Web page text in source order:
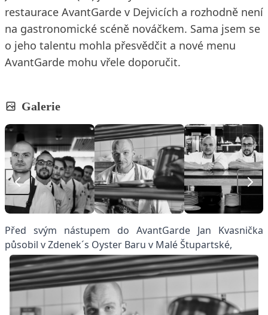
restaurace AvantGarde v Dejvicích a rozhodně není
na gastronomické scéně nováčkem. Sama jsem se
o jeho talentu mohla přesvědčit a nové menu
AvantGarde mohu vřele doporučit.
Galerie
Před svým nástupem do AvantGarde Jan Kvasnička
působil v Zdenek´s Oyster Baru v Malé Štupartské,